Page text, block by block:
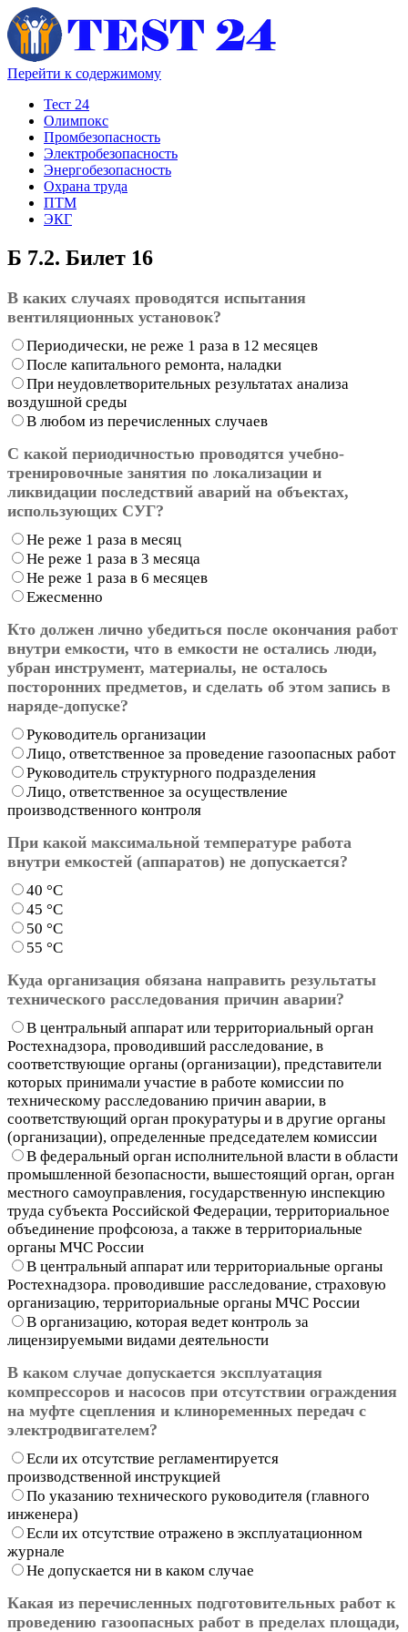
Перейти к содержимому
Тест 24
Олимпокс
Промбезопасность
Электробезопасность
Энергобезопасность
Охрана труда
ПТМ
ЭКГ
Б 7.2. Билет 16
В каких случаях проводятся испытания
вентиляционных установок?
Периодически, не реже 1 раза в 12 месяцев
После капитального ремонта, наладки
При неудовлетворительных результатах анализа
воздушной среды
В любом из перечисленных случаев
С какой периодичностью проводятся учебно-
тренировочные занятия по локализации и
ликвидации последствий аварий на объектах,
использующих СУГ?
Не реже 1 раза в месяц
Не реже 1 раза в 3 месяца
Не реже 1 раза в 6 месяцев
Ежесменно
Кто должен лично убедиться после окончания работ
внутри емкости, что в емкости не остались люди,
убран инструмент, материалы, не осталось
посторонних предметов, и сделать об этом запись в
наряде-допуске?
Руководитель организации
Лицо, ответственное за проведение газоопасных работ
Руководитель структурного подразделения
Лицо, ответственное за осуществление
производственного контроля
При какой максимальной температуре работа
внутри емкостей (аппаратов) не допускается?
40 °С
45 °С
50 °С
55 °С
Куда организация обязана направить результаты
технического расследования причин аварии?
В центральный аппарат или территориальный орган
Ростехнадзора, проводивший расследование, в
соответствующие органы (организации), представители
которых принимали участие в работе комиссии по
техническому расследованию причин аварии, в
соответствующий орган прокуратуры и в другие органы
(организации), определенные председателем комиссии
В федеральный орган исполнительной власти в области
промышленной безопасности, вышестоящий орган, орган
местного самоуправления, государственную инспекцию
труда субъекта Российской Федерации, территориальное
объединение профсоюза, а также в территориальные
органы МЧС России
В центральный аппарат или территориальные органы
Ростехнадзора. проводившие расследование, страховую
организацию, территориальные органы МЧС России
В организацию, которая ведет контроль за
лицензируемыми видами деятельности
В каком случае допускается эксплуатация
компрессоров и насосов при отсутствии ограждения
на муфте сцепления и клиноременных передач с
электродвигателем?
Если их отсутствие регламентируется
производственной инструкцией
По указанию технического руководителя (главного
инженера)
Если их отсутствие отражено в эксплуатационном
журнале
Не допускается ни в каком случае
Какая из перечисленных подготовительных работ к
проведению газоопасных работ в пределах площади,